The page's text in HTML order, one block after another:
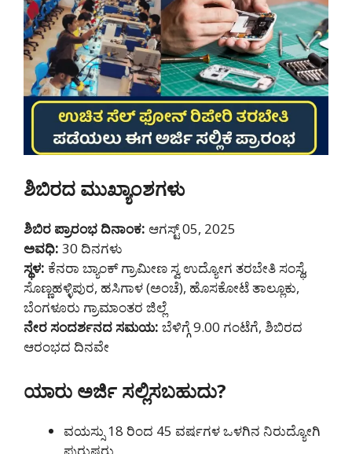
ಶಿಬಿರದ ಮುಖ್ಯಾಂಶಗಳು
ಶಿಬಿರ ಪ್ರಾರಂಭ ದಿನಾಂಕ: ಆಗಸ್ಟ್ 05, 2025
ಅವಧಿ: 30 ದಿನಗಳು
ಸ್ಥಳ: ಕೆನರಾ ಬ್ಯಾಂಕ್ ಗ್ರಾಮೀಣ ಸ್ವ ಉದ್ಯೋಗ ತರಬೇತಿ ಸಂಸ್ಥೆ,
ಸೊಣ್ಣಹಳ್ಳಿಪುರ, ಹಸಿಗಾಳ (ಅಂಚೆ), ಹೊಸಕೋಟೆ ತಾಲ್ಲೂಕು,
ಬೆಂಗಳೂರು ಗ್ರಾಮಾಂತರ ಜಿಲ್ಲೆ
ನೇರ ಸಂದರ್ಶನದ ಸಮಯ: ಬೆಳಿಗ್ಗೆ 9.00 ಗಂಟೆಗೆ, ಶಿಬಿರದ
ಆರಂಭದ ದಿನವೇ
ಯಾರು ಅರ್ಜಿ ಸಲ್ಲಿಸಬಹುದು?
ವಯಸ್ಸು 18 ರಿಂದ 45 ವರ್ಷಗಳ ಒಳಗಿನ ನಿರುದ್ಯೋಗಿ